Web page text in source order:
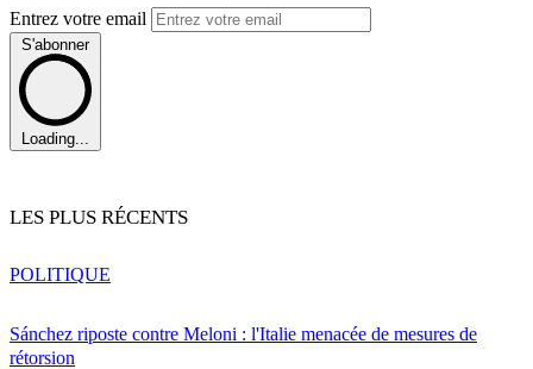
Entrez votre email
S'abonner
Loading...
LES PLUS RÉCENTS
Sánchez riposte contre Meloni : l'Italie menacée de mesures de
rétorsion
POLITIQUE